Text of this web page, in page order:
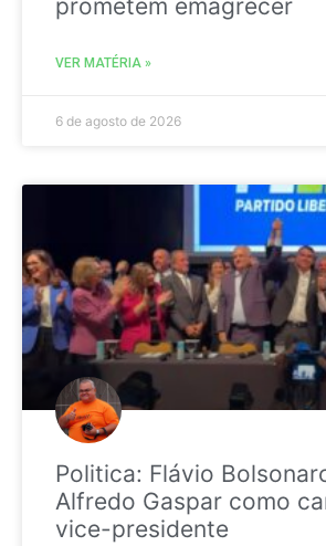
prometem emagrecer
VER MATÉRIA »
6 de agosto de 2026
Politica: Flávio
Alfredo Gaspar como
vice-presidente